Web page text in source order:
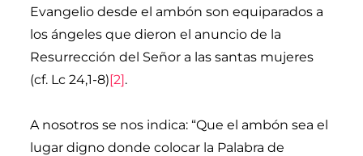
Evangelio desde el ambón son equiparados a
los ángeles que dieron el anuncio de la
Resurrección del Señor a las santas mujeres
(cf. Lc 24,1-8)[2].
A nosotros se nos indica: “Que el ambón sea el
lugar digno donde colocar la Palabra de